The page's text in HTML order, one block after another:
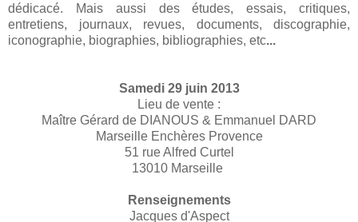
dédicacé. Mais aussi des études, essais, critiques,
entretiens, journaux, revues, documents, discographie,
iconographie, biographies, bibliographies, etc...
Samedi 29 juin 2013
Lieu de vente :
Maître Gérard de DIANOUS & Emmanuel DARD
Marseille Enchères Provence
51 rue Alfred Curtel
13010 Marseille
Renseignements
Jacques d'Aspect